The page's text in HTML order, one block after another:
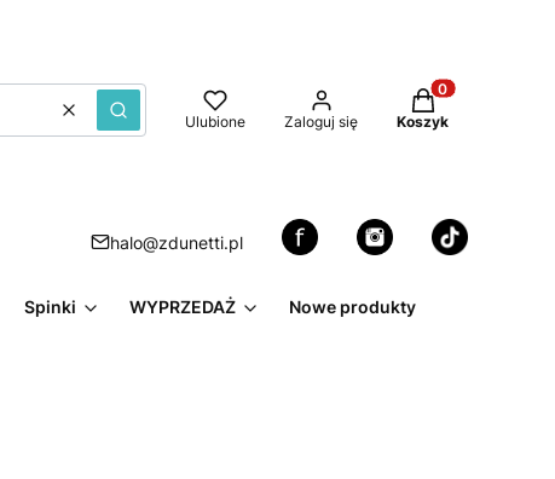
WyczyśćSzukaj Ulubione Zaloguj się
Produkty w
Koszyk
halo@zdunetti.pl
Spinki WYPRZEDAŻ Nowe produkty